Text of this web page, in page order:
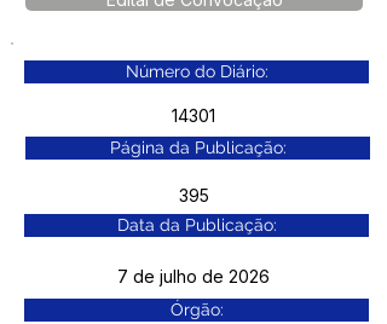
Número do Diário:
14301
Página da Publicação:
395
Data da Publicação:
7 de julho de 2026
Órgão: